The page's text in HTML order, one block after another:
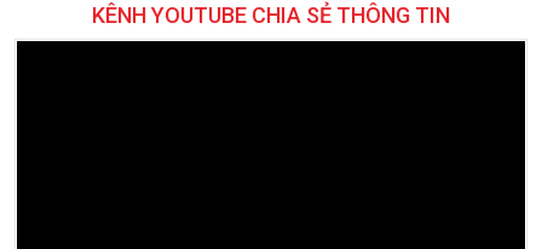
KÊNH YOUTUBE CHIA SẺ THÔNG TIN